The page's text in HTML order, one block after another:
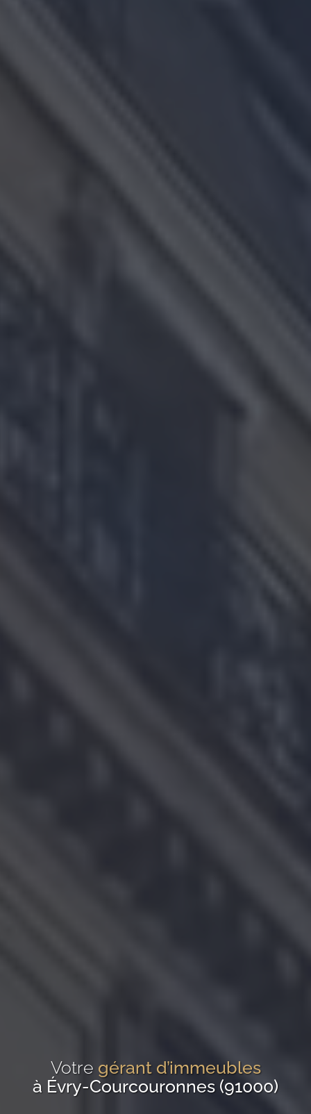
Votre gérant d’immeubles
à Évry-Courcouronnes (91000)